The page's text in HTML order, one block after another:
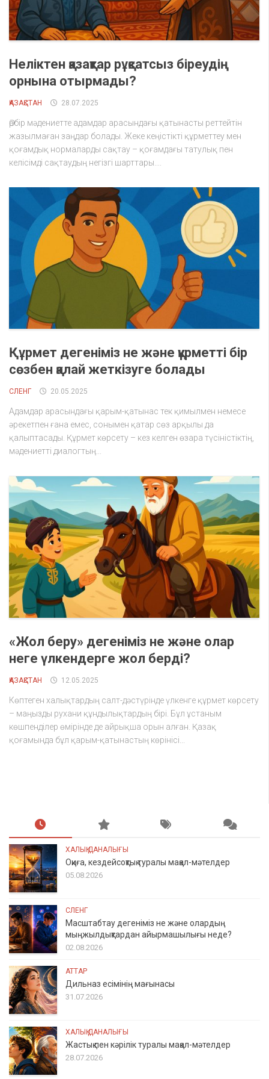
Неліктен қазақтар рұқсатсыз біреудің
орнына отырмады?
ҚАЗАҚСТАН 28.07.2025
Әрбір мәдениетте адамдар арасындағы қатынасты реттейтін
жазылмаған заңдар болады. Жеке кеңістікті құрметтеу мен
қоғамдық нормаларды сақтау – қоғамдағы татулық пен
келісімді сақтаудың негізгі шарттары....
Құрмет дегеніміз не және құрметті бір
сөзбен қалай жеткізуге болады
СЛЕНГ 20.05.2025
Адамдар арасындағы қарым-қатынас тек қимылмен немесе
әрекетпен ғана емес, сонымен қатар сөз арқылы да
қалыптасады. Құрмет көрсету – кез келген өзара түсіністіктің,
мәдениетті диалогтың...
«Жол беру» дегеніміз не және олар
неге үлкендерге жол берді?
ҚАЗАҚСТАН 12.05.2025
Көптеген халықтардың салт-дәстүрінде үлкенге құрмет көрсету
– маңызды рухани құндылықтардың бірі. Бұл ұстаным
көшпенділер өмірінде де айрықша орын алған. Қазақ
қоғамында бұл қарым-қатынастың көрінісі...
ХАЛЫҚ ДАНАЛЫҒЫ
Оқиға, кездейсоқтық туралы мақал-мәтелдер
05.08.2026
СЛЕНГ
Масштабтау дегеніміз не және олардың
мыңжылдықтардан айырмашылығы неде?
02.08.2026
АТТАР
Дильназ есімінің мағынасы
31.07.2026
ХАЛЫҚ ДАНАЛЫҒЫ
Жастық пен кәрілік туралы мақал-мәтелдер
28.07.2026